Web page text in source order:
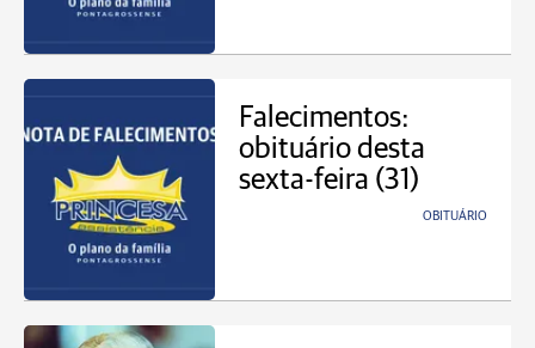
Falecimentos:
obituário desta
sexta-feira (31)
OBITUÁRIO